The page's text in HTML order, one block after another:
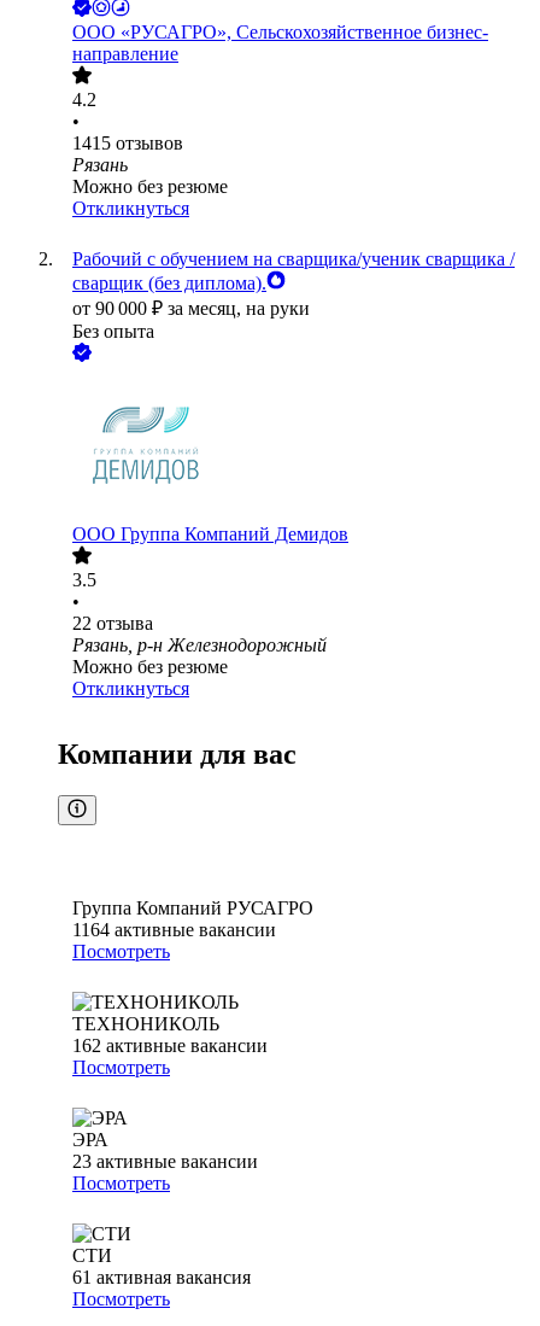
ООО «РУСАГРО», Сельскохозяйственное бизнес-
направление
4.2
•
1415 отзывов
Рязань
Можно без резюме
Откликнуться
Рабочий с обучением на сварщика/ученик сварщика /
сварщик (без диплома).
от 90 000 ₽ за месяц, на руки
Без опыта
ООО Группа Компаний Демидов
3.5
•
22 отзыва
Рязань, р-н Железнодорожный
Можно без резюме
Откликнуться
Компании для вас
Группа Компаний РУСАГРО
1164 активные вакансии
Посмотреть
ТЕХНОНИКОЛЬ
162 активные вакансии
Посмотреть
ЭРА
23 активные вакансии
Посмотреть
СТИ
61 активная вакансия
Посмотреть